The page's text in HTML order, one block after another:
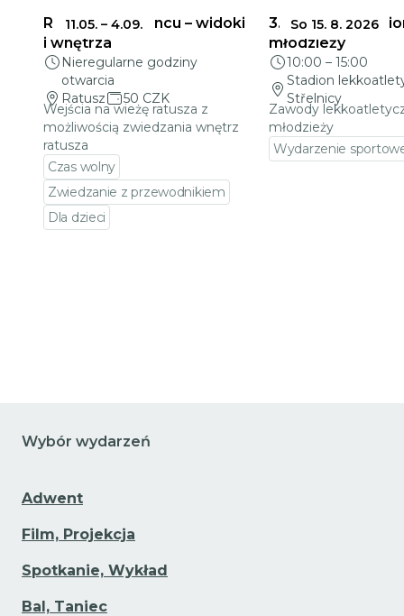
11.05. – 4.09.
Ratusz w Jabloncu – widoki
i wnętrza
Nieregularne godziny
otwarcia
Ratusz
50 CZK
Wejścia na wieżę ratusza z
możliwością zwiedzania wnętrz
ratusza
Czas wolny
Zwiedzanie z przewodnikiem
Dla dzieci
So 15. 8. 2026
3. runda KPD
młodzieży
10:00 – 15:00
Stadion
Střelnicy
Zawody
młodzieży
Wydarzenie
Wybór wydarzeń
Adwent
Film, Projekcja
Spotkanie, Wykład
Bal, Taniec